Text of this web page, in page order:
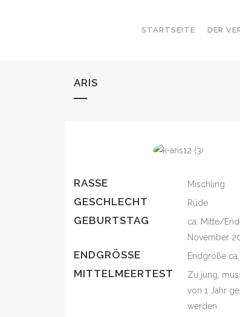
STARTSEITE DER
ARIS
RASSE Mischling
GESCHLECHT Rüde
GEBURTSTAG
ca. Mitte/
November
ENDGRÖSSE Endgröße
MITTELMEERTEST
Zu jung,
von 1 Jahr
werden